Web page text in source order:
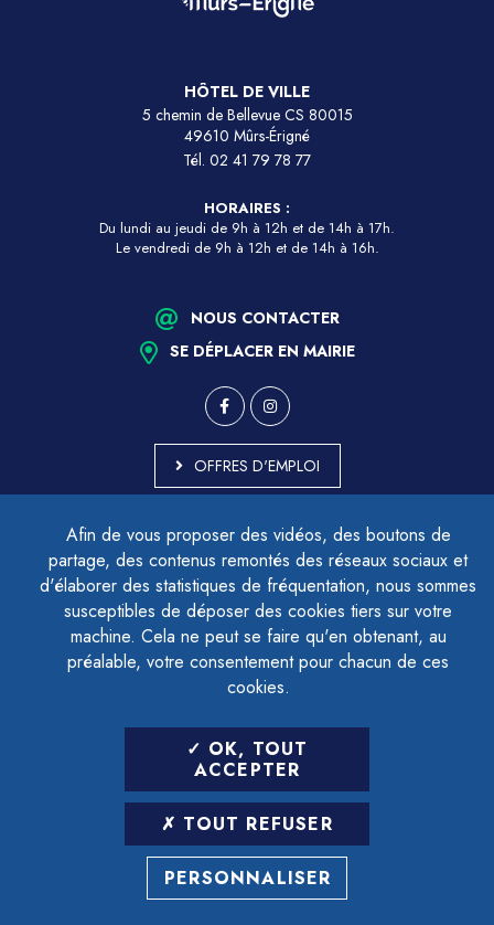
Afin de vous proposer des vidéos, des boutons de
partage, des contenus remontés des réseaux sociaux et
d'élaborer des statistiques de fréquentation, nous sommes
susceptibles de déposer des cookies tiers sur votre
machine. Cela ne peut se faire qu'en obtenant, au
préalable, votre consentement pour chacun de ces
cookies.
OK, TOUT
ACCEPTER
TOUT REFUSER
PERSONNALISER
HÔTEL DE VILLE
5 chemin de Bellevue CS 80015
49610 Mûrs-Érigné
Tél. 02 41 79 78 77
HORAIRES :
Du lundi au jeudi de 9h à 12h et de 14h à 17h.
Le vendredi de 9h à 12h et de 14h à 16h.
NOUS CONTACTER
SE DÉPLACER EN MAIRIE
OFFRES D'EMPLOI
ACCESSIBILITÉ - PARTIELLEMENT CONFORME
PLAN DU SITE
MENTIONS LÉGALES
CONTACTER LE DÉLÉGUÉ À LA PROTECTION DES DONNÉES
GESTION DES COOKIES
LETTRE D'INFORMATION
SAISIR VOTRE ADRESSE E-MAIL
POUR VOUS INSCRIRE :
ARCHIVES DÉSINSCRIPTION